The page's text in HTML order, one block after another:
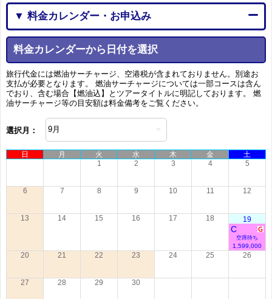
▼ 料金カレンダー・お申込み
料金カレンダーから日付を選択
旅行代金には燃油サーチャージ、空港税が含まれておりません。別途お
支払が必要となります。 燃油サーチャージについては一部コースは含ん
でおり、含む場合【燃油込】とツアータイトルに明記しております。 燃
油サーチャージ等の目安額は料金備考をご覧ください。
選択月：
日 月 火 水 木 金
土
1
2 3 4 5
6 7 8 9 10 11 12
13 14 15 16 17 18 19
空席待ち
C
1,599,000
20 21 22 23 24 25 26
27 28 29 30